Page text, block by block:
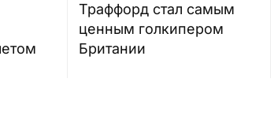
Траффорд стал самым
ценным голкипером
Британии